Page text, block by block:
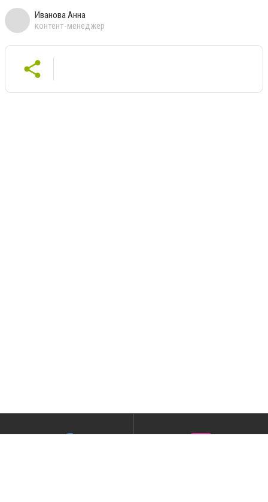
Иванова Анна
контент-менеджер